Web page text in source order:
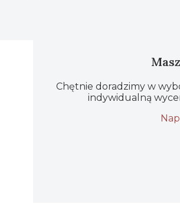
Chętnie doradzimy w
indywidualną